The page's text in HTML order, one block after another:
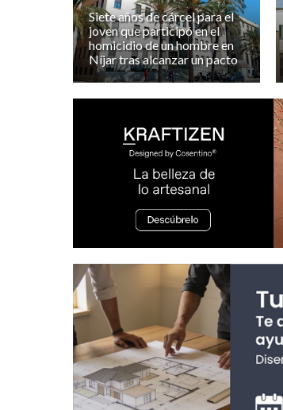
Siete años de cárcel para el
joven que participó en el
homicidio de un hombre en
Níjar tras alcanzar un pacto